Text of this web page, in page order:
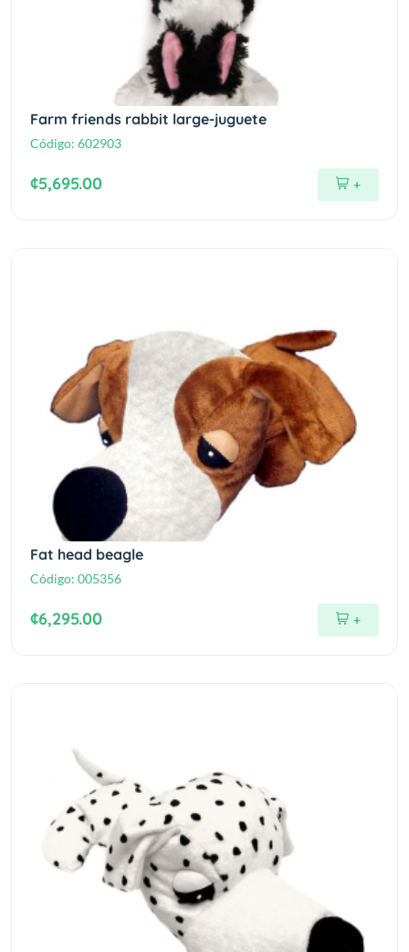
Farm friends rabbit large-juguete
Código: 602903
¢5,695.00 +
Fat head beagle
Código: 005356
¢6,295.00 +